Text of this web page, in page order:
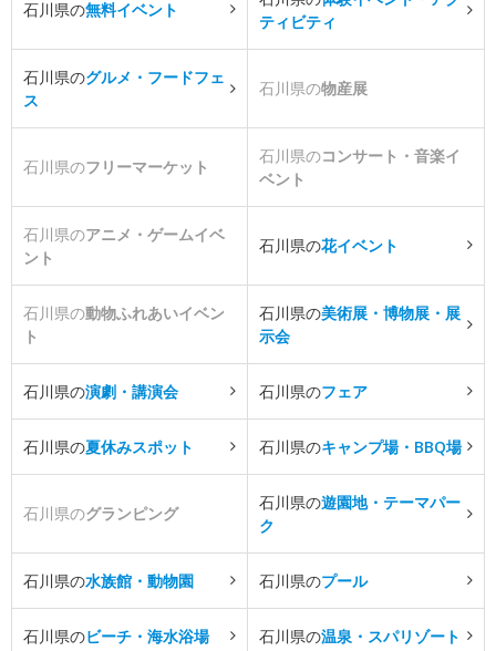
石川県の無料イベント
ティビティ
石川県のグルメ・フードフェ
ス
石川県の物産展
石川県のフリーマーケット
石川県のコンサート・音楽イ
ベント
石川県のアニメ・ゲームイベ
ント
石川県の花イベント
石川県の動物ふれあいイベン
ト
石川県の美術展・博物展・展
示会
石川県の演劇・講演会 石川県のフェア
石川県の夏休みスポット 石川県のキャンプ場・BBQ場
石川県のグランピング
石川県の遊園地・テーマパー
ク
石川県の水族館・動物園 石川県のプール
石川県のビーチ・海水浴場 石川県の温泉・スパリゾート